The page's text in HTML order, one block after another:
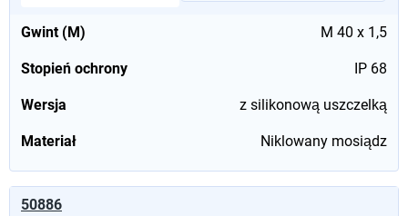
Gwint (M) M 40 x 1,5
Stopień ochrony IP 68
Wersja z silikonową uszczelką
Materiał Niklowany mosiądz
50886